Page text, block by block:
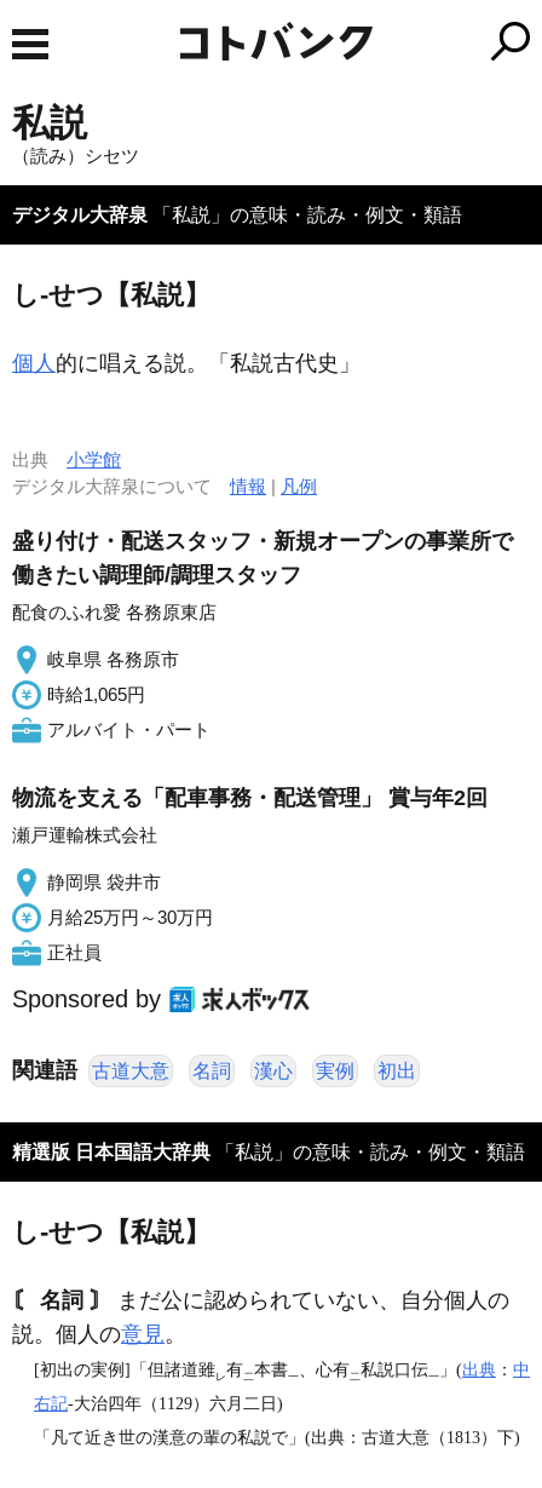
私説
（読み）シセツ
デジタル大辞泉 「私説」の意味・読み・例文・類語
し‐せつ【私説】
個人 的に唱える説。「 私説古代史」
出典 小学館
デジタル大辞泉について情報 | 凡例
盛り付け・配送スタッフ・新規オープンの事業所で
働きたい調理師/調理スタッフ
配食のふれ愛 各務原東店
岐阜県 各務原市
時給1,065円
アルバイト・パート
物流を支える「配車事務・配送管理」 賞与年2回
瀬戸運輸株式会社
静岡県 袋井市
月給25万円～30万円
正社員
Sponsored by
関連語 古道大意 名詞 漢心 実例 初出
精選版 日本国語大辞典 「私説」の意味・読み・例文・類語
し‐せつ【私説】
〘 名詞 〙
まだ公に認められていない、自分個人の
説。個人の意見。
[初出の実例]「但諸道雖レ有二本書一 、心有二私説口伝一 」(出典 ： 中
右記‐大治四年（1129）六月二日)
「凡て近き世の漢意の輩の私説で」(出典：古道大意（1813）下)